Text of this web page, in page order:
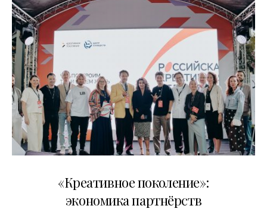
«Креативное поколение»:
экономика партнёрств